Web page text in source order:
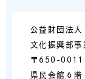
公益財団法
文化振興部
〒650-
県民会館６階